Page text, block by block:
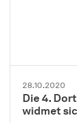
28.10.2020
Die 4.
widmet